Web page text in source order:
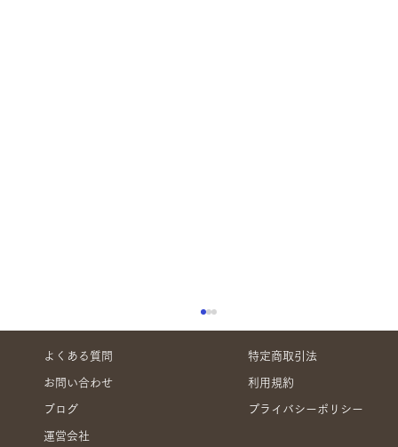
よくある質問
お問い合わせ
ブログ
運営会社
特定商取引法
利用規約
プライバシーポリシー